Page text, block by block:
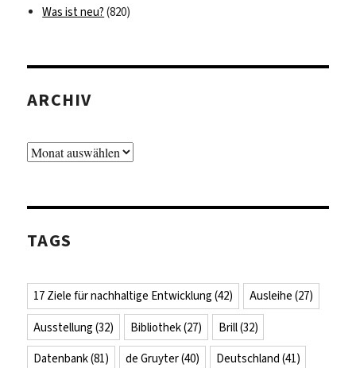
Was ist neu? (820)
ARCHIV
Archiv
TAGS
17 Ziele für nachhaltige Entwicklung (42) Ausleihe (27)
Ausstellung (32) Bibliothek(27) Brill(32)
Datenbank(81) de Gruyter(40) Deutschland (41)